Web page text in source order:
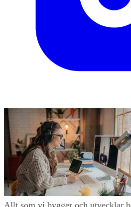
Allt som vi bygger och utvecklar